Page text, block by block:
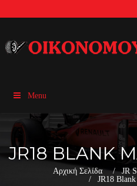
Menu
JR18 BLANK
Αρχική Σελίδα
JR
JR18